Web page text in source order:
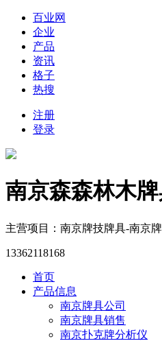
百业网
企业
产品
资讯
格子
热搜
注册
登录
南京森森林木牌
主营项目：南京牌技牌具-南京
13362118168
首页
产品信息
南京牌具公司
南京牌具销售
南京扑克牌分析仪